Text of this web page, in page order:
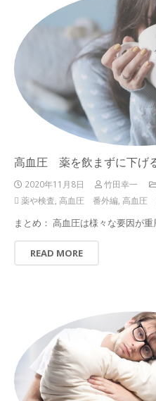
高血圧 薬を飲まずに下
2020年11月8日 竹田幸一
薬や検査 高血圧 番外編, 高血圧
まとめ： 高血圧は様々な要因が
READ MORE